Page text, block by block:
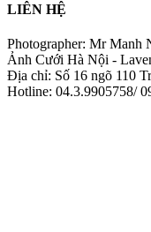
LIÊN HỆ
Photographer: Mr Manh
Ảnh Cưới Hà Nội -
Địa chỉ: Số 16 ngõ 110
Hotline: 04.3.9905758/